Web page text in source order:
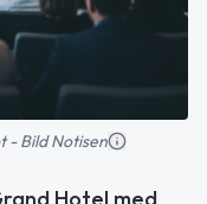
- Bild Notisen